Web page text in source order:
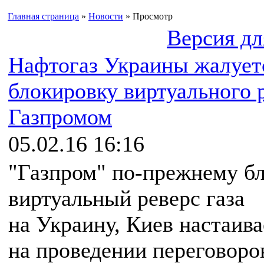
Главная страница » Новости » Просмотр
Версия
Нафтогаз Украины
блокировку виртуального
Газпромом
05.02.16 16:16
"Газпром" по-прежнему
виртуальный реверс газа
на Украину, Киев
на проведении